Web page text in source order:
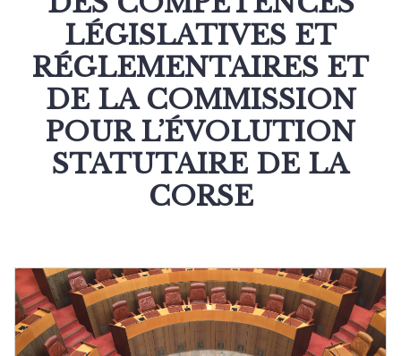
LÉGISLATIVES ET
RÉGLEMENTAIRES ET
DE LA COMMISSION
POUR L’ÉVOLUTION
STATUTAIRE DE LA
CORSE